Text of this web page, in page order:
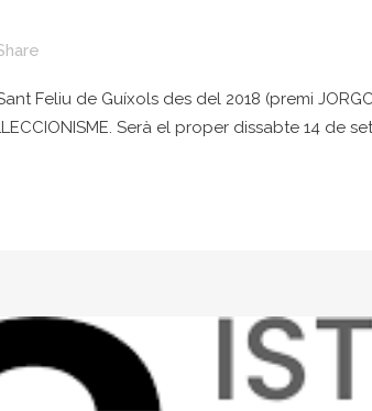
Feliu de Guíxols des del 2018 (premi
Serà el proper dissabte 14 de